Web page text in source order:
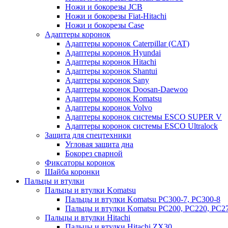
Ножи и бокорезы JCB
Ножи и бокорезы Fiat-Hitachi
Ножи и бокорезы Case
Адаптеры коронок
Адаптеры коронок Caterpillar (CAT)
Адаптеры коронок Hyundai
Адаптеры коронок Hitachi
Адаптеры коронок Shantui
Адаптеры коронок Sany
Адаптеры коронок Doosan-Daewoo
Адаптеры коронок Komatsu
Адаптеры коронок Volvo
Адаптеры коронок системы ESCO SUPER V
Адаптеры коронок системы ESCO Ultralock
Защита для спецтехники
Угловая защита дна
Бокорез сварной
Фиксаторы коронок
Шайба коронки
Пальцы и втулки
Пальцы и втулки Komatsu
Пальцы и втулки Komatsu PC300-7, PC300-8
Пальцы и втулки Komatsu PC200, PC220,
Пальцы и втулки Hitachi